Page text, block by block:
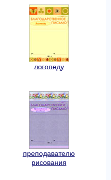
логопеду
преподавателю
рисования